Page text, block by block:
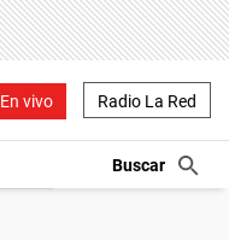
En vivo Radio La Red